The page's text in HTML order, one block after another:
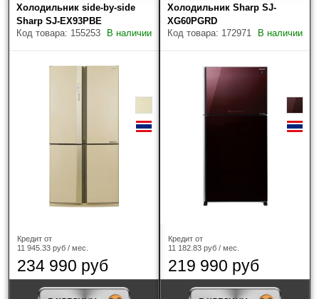
Изменяемая навеска двери
No-Frost холодильной камеры
Страна-производитель
Холодильник side-by-side
Sharp SJ-EX93PBE
Код товара: 155253
В наличии
Кредит от
11 945.33 руб / мес.
234 990 руб
Холодильник Sharp SJ-
XG60PGRD
Код товара: 172971
В наличии
Кредит от
11 182.83 руб / мес.
219 990 руб